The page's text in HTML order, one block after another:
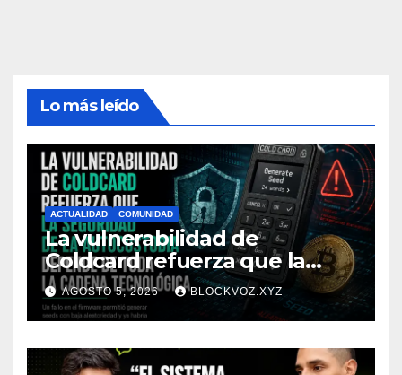
Lo más leído
ACTUALIDAD COMUNIDAD
La vulnerabilidad de
Coldcard refuerza que la
seguridad de la autocustodia
depende de toda la cadena
tecnológica, afirma CoinEx
Research
AGOSTO 5, 2026 BLOCKVOZ.XYZ